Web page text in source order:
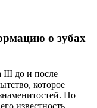
о зубах
III до и после
которое
По